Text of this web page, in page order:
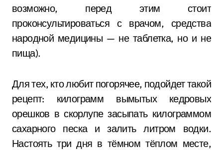
возможно, перед этим стоит
проконсультироваться с врачом, средства
народной медицины — не таблетка, но и не
пища).
Для тех, кто любит погорячее, подойдет такой
рецепт: килограмм вымытых кедровых
орешков в скорлупе засыпать килограммом
сахарного песка и залить литром водки.
Настоять три дня в тёмном тёплом месте,